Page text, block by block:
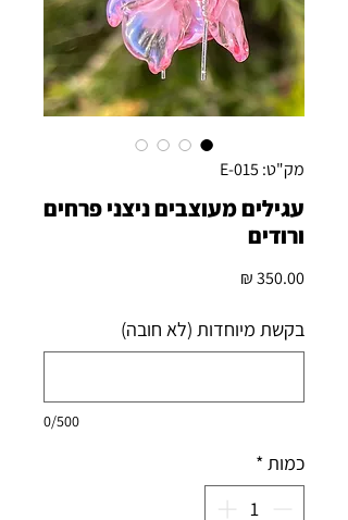
מק"ט: E-015
עגילים מעוצבים ניצני פרחים
ורודים
בקשת מיוחדות (לא חובה)
0/500
כמות*